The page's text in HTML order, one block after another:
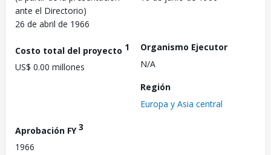
ante el Directorio)
26 de abril de 1966
Costo total del proyecto 1
US$ 0.00 millones
Organismo Ejecutor
N/A
Región
Europa y Asia central
Aprobación FY3
1966